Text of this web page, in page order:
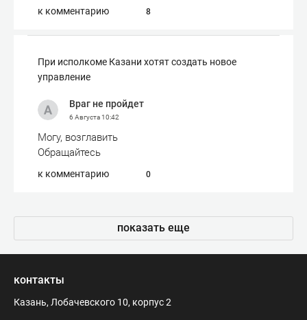
к комментарию 8
При исполкоме Казани хотят создать новое
управление
Враг не пройдет
6 Августа10:42
Могу, возглавить
Обращайтесь
к комментарию 0
показать еще
контакты
Казань, Лобачевского 10, корпус 2